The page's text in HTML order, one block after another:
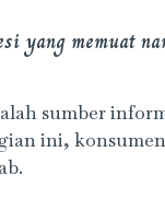
yang memuat
sumber
ini,